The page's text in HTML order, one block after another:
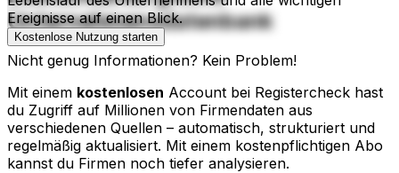
Ereignisse auf einen Blick.
Kostenlose Nutzung starten
Unternehmensdatenbank
Nicht genug Informationen? Kein Problem!
Mit einem kostenlosen Account bei Registercheck hast
du Zugriff auf Millionen von Firmendaten aus
verschiedenen Quellen – automatisch, strukturiert und
regelmäßig aktualisiert. Mit einem kostenpflichtigen Abo
kannst du Firmen noch tiefer analysieren.